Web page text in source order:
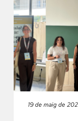
19 de maig de